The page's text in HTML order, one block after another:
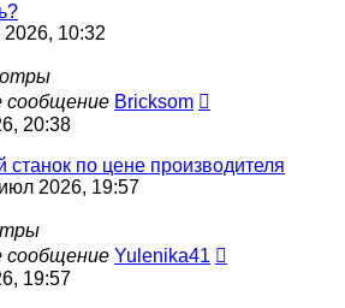
10:32
сообщение Bricksom
20:38
станок по цене производителя
2026, 19:57
сообщение Yulenika41
19:57